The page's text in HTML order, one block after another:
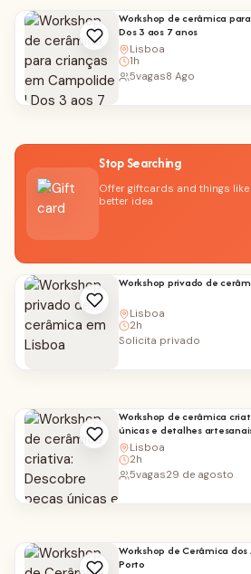
Workshop de cerâmica
Dos 3 aos 7 anos
Lisboa
1h
5vagas8 Ago
Stop Searching
Offer giftcards and things
better idea
Workshop privado de
Lisboa
2h
Solicita privado
Workshop de cerâmica
únicas e detalhes
Lisboa
2h
5vagas29 de agosto
Workshop de Cerâmica
Porto